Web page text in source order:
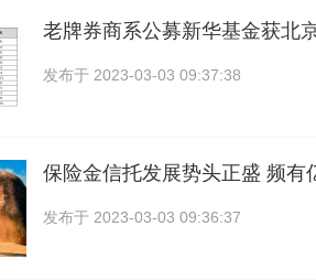
老牌券商系公募新华基金获北
发布于 2023-03-03 09:37:38
保险金信托发展势头正盛 频有
发布于 2023-03-03 09:36:37